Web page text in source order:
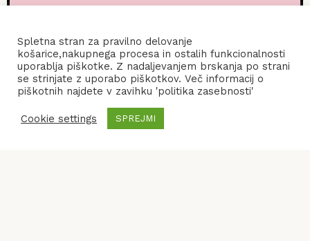
Spletna stran za pravilno delovanje
košarice,nakupnega procesa in ostalih funkcionalnosti
uporablja piškotke. Z nadaljevanjem brskanja po strani
se strinjate z uporabo piškotkov. Več informacij o
piškotnih najdete v zavihku 'politika zasebnosti'
Cookie settings SPREJMI